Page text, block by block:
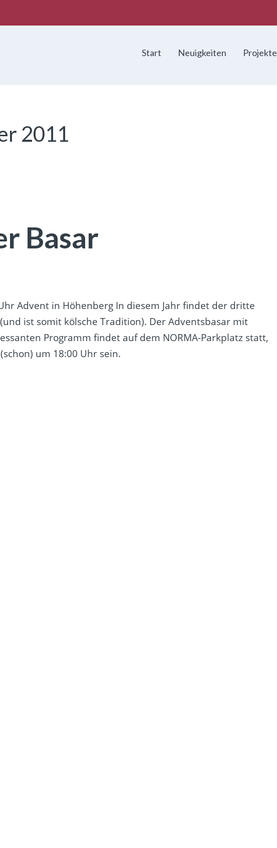
Start Neuigkeiten Projekte
2011
Basar
Advent in Höhenberg In diesem Jahr findet der dritte
ist somit kölsche Tradition). Der Adventsbasar mit
Programm findet auf dem NORMA-Parkplatz statt,
um 18:00 Uhr sein.